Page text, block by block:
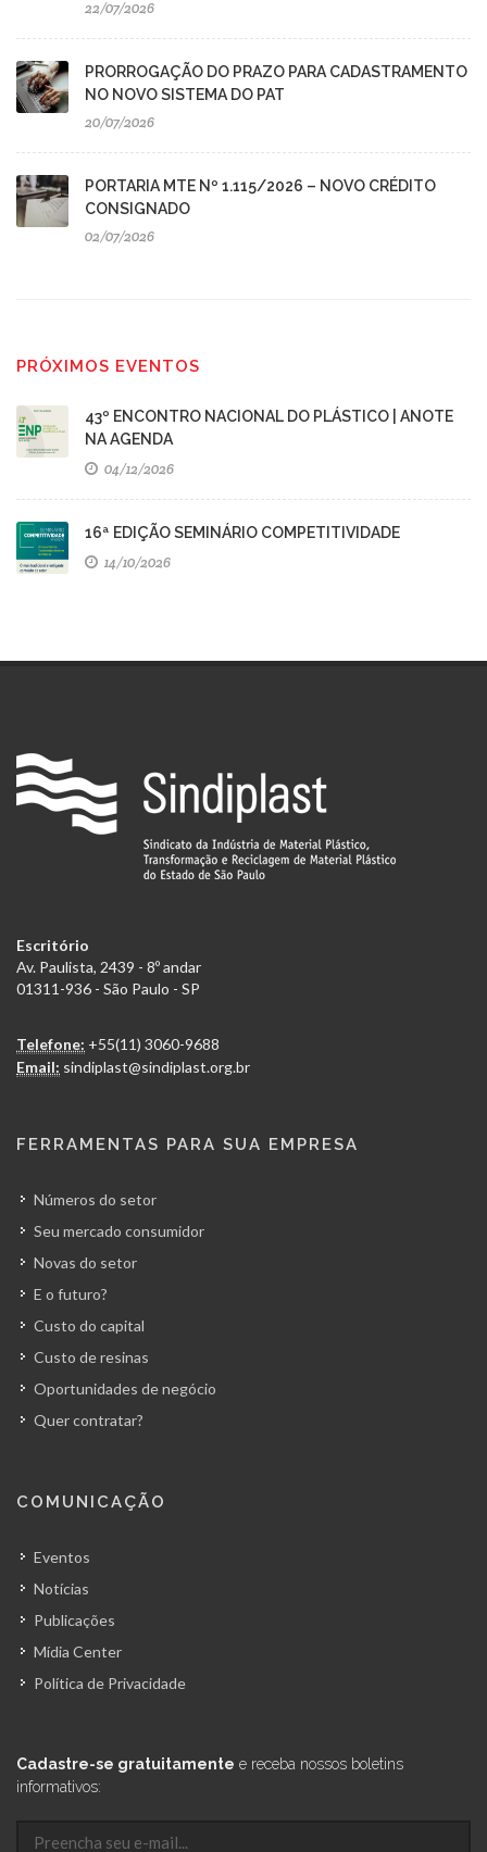
22/07/2026
PRORROGAÇÃO DO PRAZO PARA CADASTRAMENTO
NO NOVO SISTEMA DO PAT
20/07/2026
PORTARIA MTE Nº 1.115/2026 – NOVO CRÉDITO
CONSIGNADO
02/07/2026
PRÓXIMOS EVENTOS
43º ENCONTRO NACIONAL DO PLÁSTICO | ANOTE
NA AGENDA
04/12/2026
16ª EDIÇÃO SEMINÁRIO COMPETITIVIDADE
14/10/2026
Escritório
Av. Paulista, 2439 - 8º andar
01311-936 - São Paulo - SP
Telefone: +55(11) 3060-9688
Email: sindiplast@sindiplast.org.br
FERRAMENTAS PARA SUA EMPRESA
Números do setor
Seu mercado consumidor
Novas do setor
E o futuro?
Custo do capital
Custo de resinas
Oportunidades de negócio
Quer contratar?
COMUNICAÇÃO
Eventos
Notícias
Publicações
Mídia Center
Política de Privacidade
Cadastre-se gratuitamente e receba nossos boletins
informativos: